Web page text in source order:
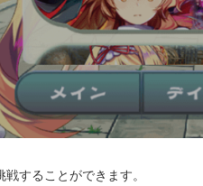
することができます。